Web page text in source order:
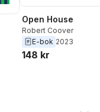
Open House
Robert Coover
E-bok 2023
148 kr